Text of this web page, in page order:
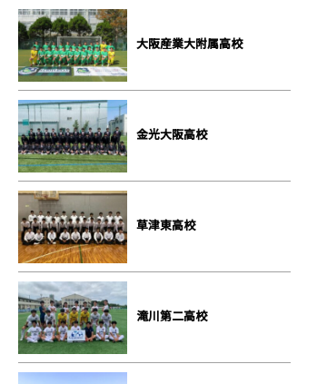
大阪産業大附属高校
金光大阪高校
草津東高校
滝川第二高校